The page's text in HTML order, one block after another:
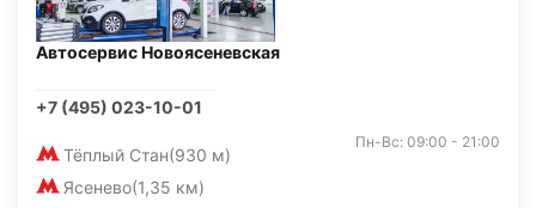
Автосервис Новоясеневская
+7 (495) 023-10-01
Тёплый Стан(930 м)
Ясенево(1,35 км)
Пн-Вс: 09:00 - 21:00